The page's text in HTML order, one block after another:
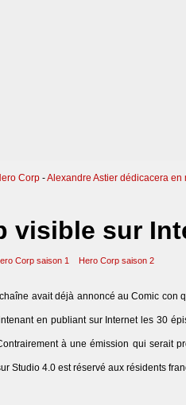
Corp -Alexandre Astier dédicacera en
visible sur
Corp saison 1 Hero Corp saison 2
avait déjà annoncé au Comic con
en publiant sur Internet les 30
à une émission qui serait
Studio 4.0 est réservé aux résidents